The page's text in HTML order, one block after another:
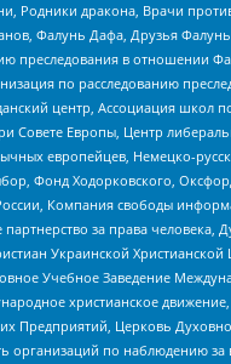
Родники дракона, Врачи
Фалунь Дафа, Друзья
преследования в отношении
по расследованию
центр, Ассоциация школ
Совете Европы, Центр
европейцев, Немецко-
Фонд Ходорковского,
Компания свободы
за права человека,
Украинской
Учебное Заведение
христианское
Предприятий, Церковь
организаций по наблюдению